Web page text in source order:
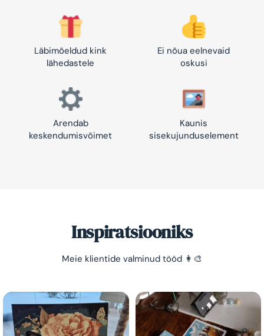
Läbimõeldud kink
lähedastele
Ei nõua eelnevaid
oskusi
Arendab
keskendumisvõimet
Kaunis
sisekujunduselement
Inspiratsiooniks
Meie klientide valminud tööd 👩‍🎨
Säästa -10%!